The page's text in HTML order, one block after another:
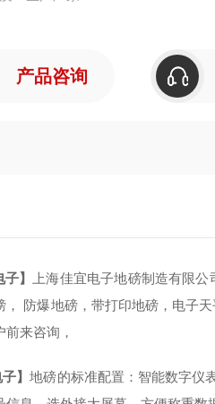
产品咨询
】
上海佳宜电子地磅制造有限
防爆地磅，带打印地磅，电子
来咨询，
子】地磅的标准配置：智能数字仪